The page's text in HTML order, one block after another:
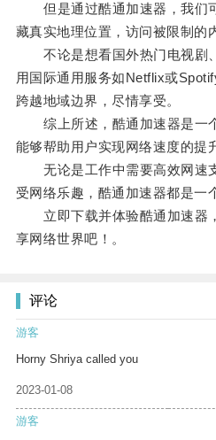
但是通过酷通加速器，我们
藏真实地理位置，访问被限制的
不论是想看国外热门电视剧
用国际通用服务如Netflix或
跨越地域边界，尽情享受。
综上所述，酷通加速器是一个
能够帮助用户实现网络速度的提
无论是工作中需要高效网速
受网络乐趣，酷通加速器都是一
立即下载并体验酷通加速器
享网络世界吧！。
评论
游客
Horny Shriya called you
2023-01-08
游客